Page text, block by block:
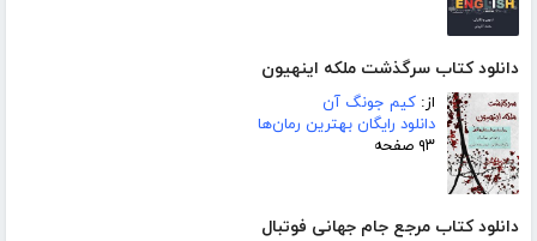
دانلود کتاب سرگذشت ملکه اینهیون
از: کیم جونگ آن
دانلود رایگان بهترین رمان‌ها
۹۳ صفحه
دانلود کتاب مرجع جام جهانی فوتبال